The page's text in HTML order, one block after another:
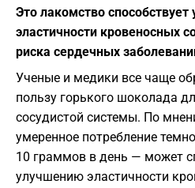
Это лакомство
эластичности кровеносных
риска сердечных
Ученые и медики все чаще
пользу горького шоколада
сосудистой системы. По
умеренное потребление
10 граммов в день — может
улучшению эластичности